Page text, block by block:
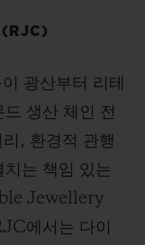
광산부터 리테
생산 체인 전
, 환경적 관행
는 책임 있는
Jewellery
에서는 다이
연락처